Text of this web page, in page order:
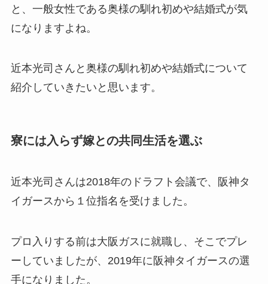
と、一般女性である奥様の馴れ初めや結婚式が気
になりますよね。
近本光司さんと奥様の馴れ初めや結婚式について
紹介していきたいと思います。
寮には入らず嫁との共同生活を選ぶ
近本光司さんは2018年のドラフト会議で、阪神タ
イガースから１位指名を受けました。
プロ入りする前は大阪ガスに就職し、そこでプレ
ーしていましたが、2019年に阪神タイガースの選
手になりました。